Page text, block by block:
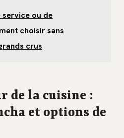
service ou de
choisir sans
crus
de la cuisine :
et options de